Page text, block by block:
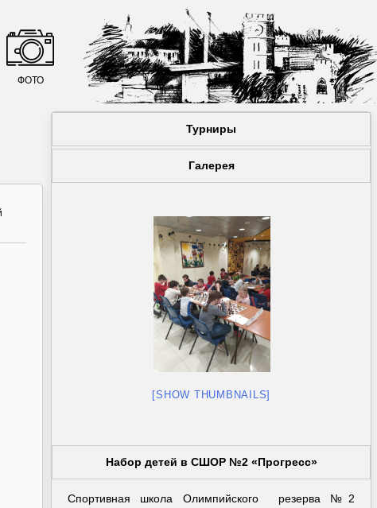
ФОТО
Турниры
Галерея
[SHOW THUMBNAILS]
Набор детей в СШОР №2 «Прогресс»
Спортивная школа Олимпийского резерва №2